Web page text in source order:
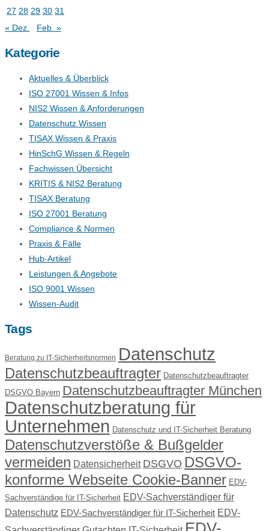
27 28 29 30 31
« Dez.
Feb. »
Kategorie
Aktuelles & Überblick
ISO 27001 Wissen & Infos
NIS2 Wissen & Anforderungen
Datenschutz Wissen
TISAX Wissen & Praxis
HinSchG Wissen & Regeln
Fachwissen Übersicht
KRITIS & NIS2 Beratung
TISAX Beratung
ISO 27001 Beratung
Compliance & Normen
Praxis & Fälle
Hub-Artikel
Leistungen & Angebote
ISO 9001 Wissen
Wissen-Audit
Tags
Beratung zu IT-Sicherheitsnormen Datenschutz
Datenschutzbeauftragter Datenschutzbeauftragter
DSGVO Bayern Datenschutzbeauftragter München
Datenschutzberatung für
Unternehmen Datenschutz und IT-Sicherheit Beratung
Datenschutzverstöße & Bußgelder
vermeiden Datensicherheit DSGVO DSGVO-
konforme Webseite Cookie-Banner EDV-
Sachverständige für IT-Sicherheit EDV-Sachverständiger für
Datenschutz EDV-Sachverständiger für IT-Sicherheit EDV-